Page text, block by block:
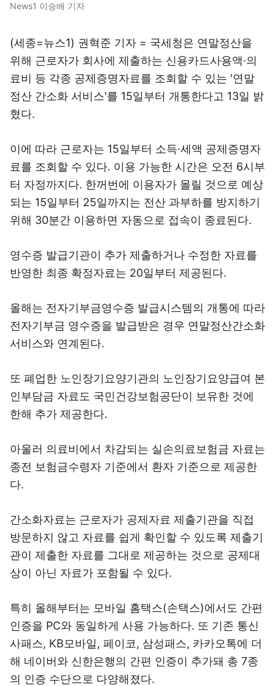
News1 이승배 기자
(세종=뉴스1) 권혁준 기자 = 국세청은 연말정산을
위해 근로자가 회사에 제출하는 신용카드사용액·의
료비 등 각종 공제증명자료를 조회할 수 있는 '연말
정산 간소화 서비스'를 15일부터 개통한다고 13일 밝
혔다.
이에 따라 근로자는 15일부터 소득·세액 공제증명자
료를 조회할 수 있다. 이용 가능한 시간은 오전 6시부
터 자정까지다. 한꺼번에 이용자가 몰릴 것으로 예상
되는 15일부터 25일까지는 전산 과부하를 방지하기
위해 30분간 이용하면 자동으로 접속이 종료된다.
영수증 발급기관이 추가 제출하거나 수정한 자료를
반영한 최종 확정자료는 20일부터 제공된다.
올해는 전자기부금영수증 발급시스템의 개통에 따라
전자기부금 영수증을 발급받은 경우 연말정산간소화
서비스와 연계된다.
또 폐업한 노인장기요양기관의 노인장기요양급여 본
인부담금 자료도 국민건강보험공단이 보유한 것에
한해 추가 제공한다.
아울러 의료비에서 차감되는 실손의료보험금 자료는
종전 보험금수령자 기준에서 환자 기준으로 제공한
다.
간소화자료는 근로자가 공제자료 제출기관을 직접
방문하지 않고 자료를 쉽게 확인할 수 있도록 제출기
관이 제출한 자료를 그대로 제공하는 것으로 공제대
상이 아닌 자료가 포함될 수 있다.
특히 올해부터는 모바일 홈택스(손택스)에서도 간편
인증을 PC와 동일하게 사용 가능하다. 또 기존 통신
사패스, KB모바일, 페이코, 삼성패스, 카카오톡에 더
해 네이버와 신한은행의 간편 인증이 추가돼 총 7종
의 인증 수단으로 다양해졌다.